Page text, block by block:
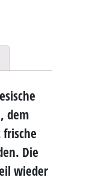
dem
Die
wieder